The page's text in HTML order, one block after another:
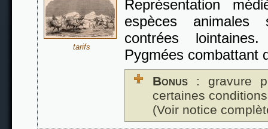
tarifs
Représentation
espèces animales
contrées
Pygmées combattant
Bonus : gravure
certaines
(Voir notice